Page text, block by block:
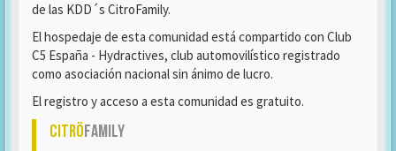
de las KDD´s CitroFamily.
El hospedaje de esta comunidad está compartido con Club
C5 España - Hydractives, club automovilístico registrado
como asociación nacional sin ánimo de lucro.
El registro y acceso a esta comunidad es gratuito.
CitröFamily